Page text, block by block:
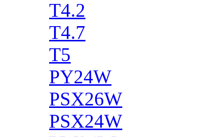
T4.2
T4.7
T5
PY24W
PSX26W
PSX24W